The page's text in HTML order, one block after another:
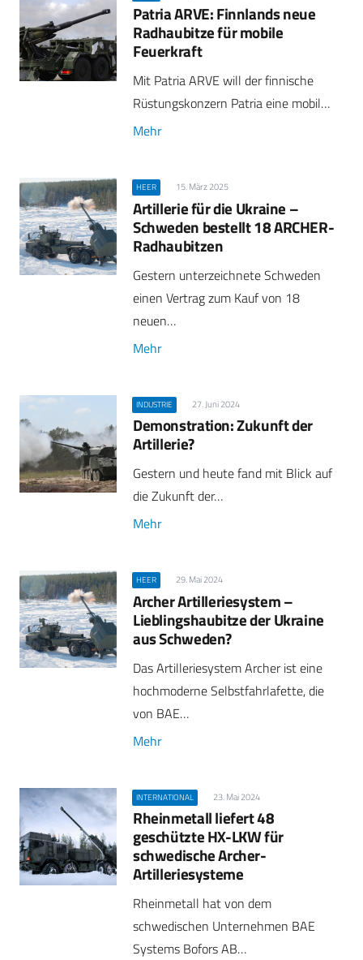
Patria ARVE: Finnlands neue
Radhaubitze für mobile
Feuerkraft
Mit Patria ARVE will der finnische
Rüstungskonzern Patria eine mobil…
Mehr
HEER 15. März 2025
Artillerie für die Ukraine –
Schweden bestellt 18 ARCHER-
Radhaubitzen
Gestern unterzeichnete Schweden
einen Vertrag zum Kauf von 18
neuen…
Mehr
INDUSTRIE 27. Juni 2024
Demonstration: Zukunft der
Artillerie?
Gestern und heute fand mit Blick auf
die Zukunft der…
Mehr
HEER 29. Mai 2024
Archer Artilleriesystem –
Lieblingshaubitze der Ukraine
aus Schweden?
Das Artilleriesystem Archer ist eine
hochmoderne Selbstfahrlafette, die
von BAE…
Mehr
INTERNATIONAL 23. Mai 2024
Rheinmetall liefert 48
geschützte HX-LKW für
schwedische Archer-
Artilleriesysteme
Rheinmetall hat von dem
schwedischen Unternehmen BAE
Systems Bofors AB…